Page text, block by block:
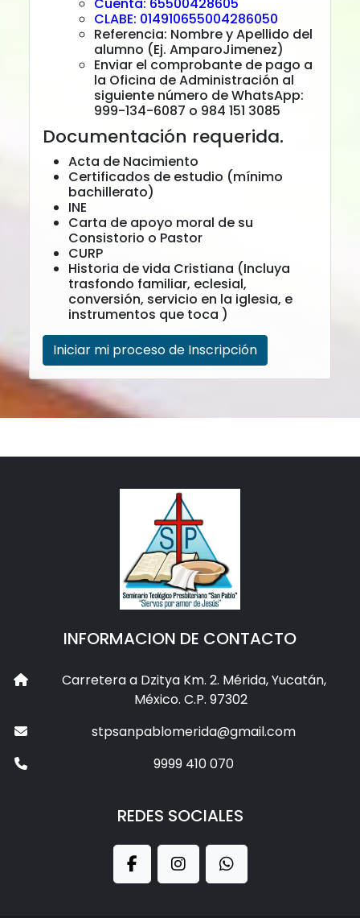
CLABE: 014910655004286050
Referencia: Nombre y Apellido del
alumno (Ej. AmparoJimenez)
Enviar el comprobante de pago a
la Oficina de Administración al
siguiente número de WhatsApp:
999-134-6087 o 984 151 3085
Documentación requerida.
Acta de Nacimiento
Certificados de estudio (mínimo
bachillerato)
INE
Carta de apoyo moral de su
Consistorio o Pastor
CURP
Historia de vida Cristiana (Incluya
trasfondo familiar, eclesial,
conversión, servicio en la iglesia, e
instrumentos que toca )
Iniciar mi proceso de Inscripción
INFORMACION DE CONTACTO
Carretera a Dzitya Km. 2. Mérida, Yucatán,
México. C.P. 97302
stpsanpablomerida@gmail.com
9999 410 070
REDES SOCIALES